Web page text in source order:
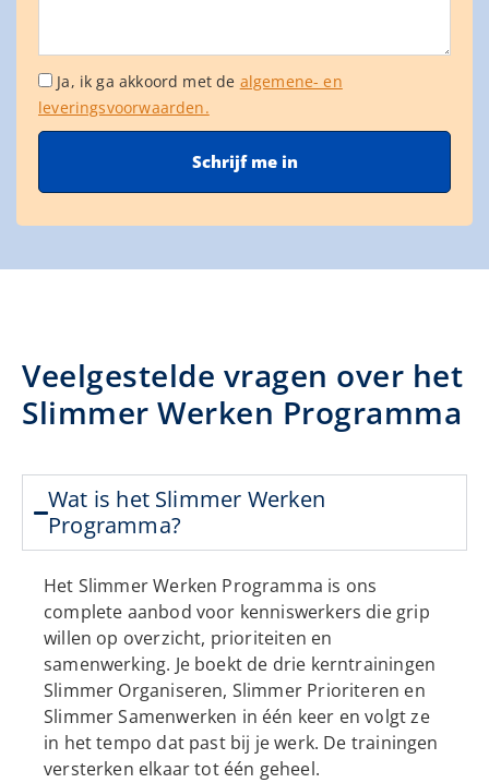
Ja, ik ga akkoord met de algemene- en
leveringsvoorwaarden.
Schrijf me in
Veelgestelde vragen over het
Slimmer Werken Programma
Wat is het Slimmer Werken
Programma?
Het Slimmer Werken Programma is ons
complete aanbod voor kenniswerkers die grip
willen op overzicht, prioriteiten en
samenwerking. Je boekt de drie kerntrainingen
Slimmer Organiseren, Slimmer Prioriteren en
Slimmer Samenwerken in één keer en volgt ze
in het tempo dat past bij je werk. De trainingen
versterken elkaar tot één geheel.